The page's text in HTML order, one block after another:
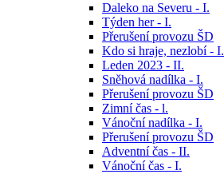
Daleko na Severu - I.
Týden her - I.
Přerušení provozu ŠD
Kdo si hraje, nezlobí - I.
Leden 2023 - II.
Sněhová nadílka - I.
Přerušení provozu ŠD
Zimní čas - l.
Vánoční nadílka - I.
Přerušení provozu ŠD
Adventní čas - II.
Vánoční čas - I.